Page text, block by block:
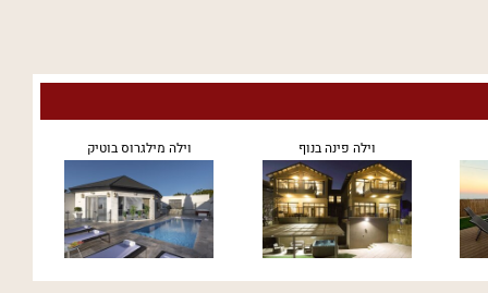
וילה פינה בנוף וילה מילגרוס בוטיק